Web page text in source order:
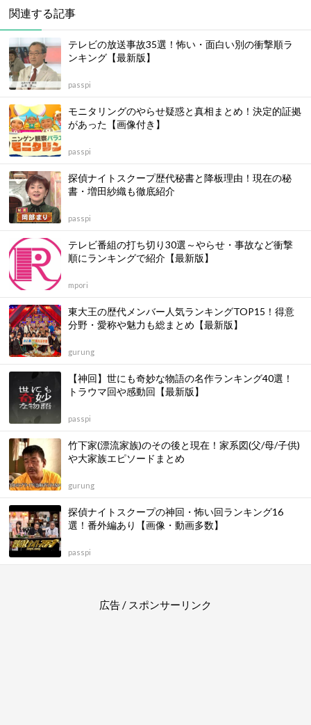
関連する記事
テレビの放送事故35選！怖い・面白い別の衝撃順ラ
ンキング【最新版】
passpi
モニタリングのやらせ疑惑と真相まとめ！決定的証拠
があった【画像付き】
passpi
探偵ナイトスクープ歴代秘書と降板理由！現在の秘
書・増田紗織も徹底紹介
passpi
テレビ番組の打ち切り30選～やらせ・事故など衝撃
順にランキングで紹介【最新版】
mpori
東大王の歴代メンバー人気ランキングTOP15！得意
分野・愛称や魅力も総まとめ【最新版】
gurung
【神回】世にも奇妙な物語の名作ランキング40選！
トラウマ回や感動回【最新版】
passpi
竹下家(漂流家族)のその後と現在！家系図(父/母/子供)
や大家族エピソードまとめ
gurung
探偵ナイトスクープの神回・怖い回ランキング16
選！番外編あり【画像・動画多数】
passpi
広告 / スポンサーリンク